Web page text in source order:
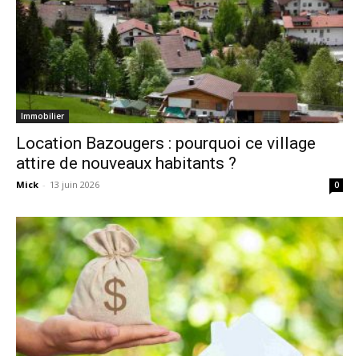
Immobilier
Location Bazougers : pourquoi ce village
attire de nouveaux habitants ?
Mick - 13 juin 2026 0